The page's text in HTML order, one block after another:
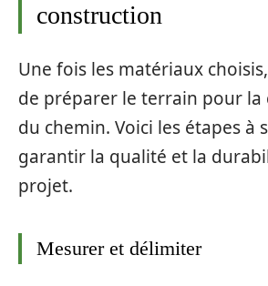
construction
Une fois les matériaux
de préparer le terrain pour la
du chemin. Voici les étapes à
garantir la qualité et la
projet.
Mesurer et délimiter